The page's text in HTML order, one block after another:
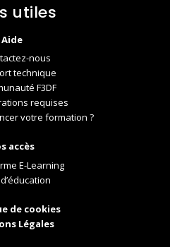
utiles
Aide
nous
technique
F3DF
requises
votre formation ?
accès
E-Learning
de cookies
Légales